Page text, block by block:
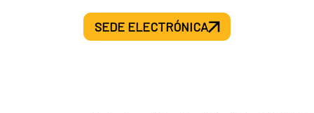
SEDE ELECTRÓNICA